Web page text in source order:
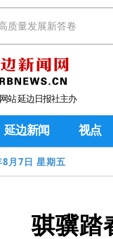
质量发展新答卷
站 延边日报社主办
延边新闻 视点
月7日 星期五
骐骥踏